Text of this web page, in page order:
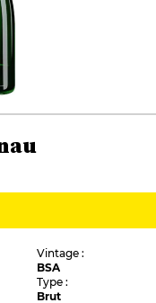
Vintage :
BSA
Type :
Brut